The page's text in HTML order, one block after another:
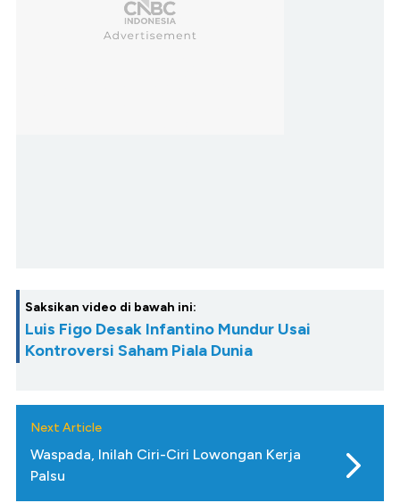
Saksikan video di bawah ini:
Luis Figo Desak Infantino Mundur Usai
Kontroversi Saham Piala Dunia
Next Article
Waspada, Inilah Ciri-Ciri Lowongan Kerja
Palsu